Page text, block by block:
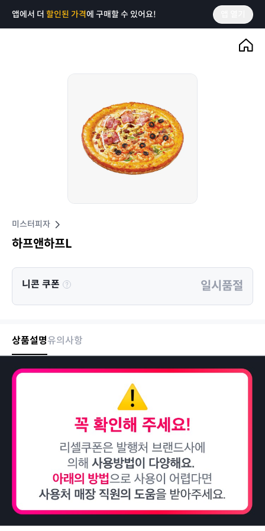
앱에서 더 할인된 가격에 구매할 수 있어요!
미스터피자
하프앤하프L
니콘 쿠폰 일시품절
상품설명유의사항